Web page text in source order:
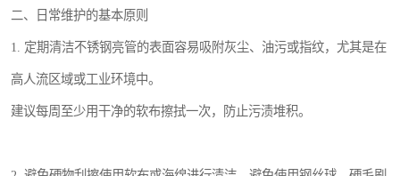
二、日常维护的基本原则
1. 定期清洁不锈钢亮管的表面容易吸附灰尘、油污或指纹，尤其是在
高人流区域或工业环境中。
建议每周至少用干净的软布擦拭一次，防止污渍堆积。